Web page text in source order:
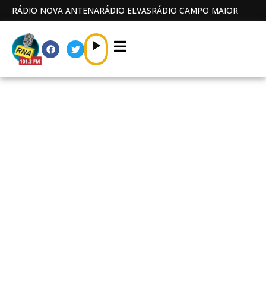
RÁDIO NOVA ANTENARÁDIO ELVASRÁDIO CAMPO MAIOR